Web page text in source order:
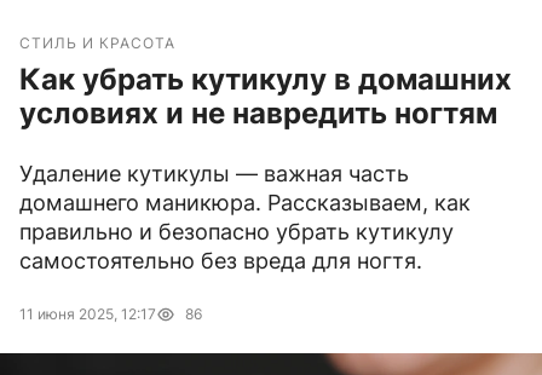
СТИЛЬ И КРАСОТА
Как убрать кутикулу в домашних
условиях и не навредить ногтям
Удаление кутикулы — важная часть
домашнего маникюра. Рассказываем, как
правильно и безопасно убрать кутикулу
самостоятельно без вреда для ногтя.
11 июня 2025, 12:17 86